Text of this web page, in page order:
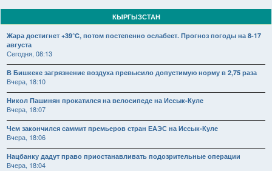
КЫРГЫЗСТАН
Жара достигнет +39°C, потом постепенно ослабеет. Прогноз погоды на 8-17
августа
Сегодня, 08:13
В Бишкеке загрязнение воздуха превысило допустимую норму в 2,75 раза
Вчера, 18:10
Никол Пашинян прокатился на велосипеде на Иссык-Куле
Вчера, 18:07
Чем закончился саммит премьеров стран ЕАЭС на Иссык-Куле
Вчера, 18:06
Нацбанку дадут право приостанавливать подозрительные операции
Вчера, 18:04